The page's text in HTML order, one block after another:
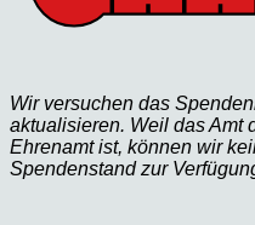
Wir versuchen das
aktualisieren. Weil das Amt
Ehrenamt ist, können wir
Spendenstand zur